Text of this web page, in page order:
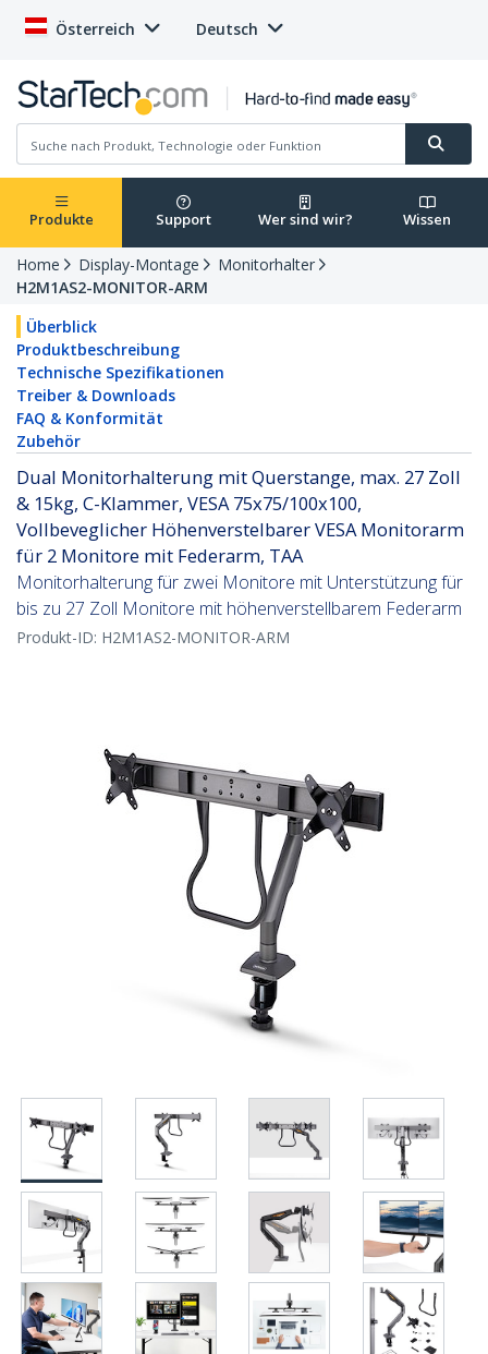
Österreich Deutsch
Produkte Support Wer sind wir? Wissen
Home Display-Montage
Monitorhalter
H2M1AS2-MONITOR-ARM
Überblick
Produktbeschreibung
Technische Spezifikationen
Treiber & Downloads
FAQ & Konformität
Zubehör
Dual Monitorhalterung mit Querstange, max. 27 Zoll
& 15kg, C-Klammer, VESA 75x75/100x100,
Vollbeveglicher Höhenverstelbarer VESA Monitorarm
für 2 Monitore mit Federarm, TAA
Monitorhalterung für zwei Monitore mit Unterstützung für
bis zu 27 Zoll Monitore mit höhenverstellbarem Federarm
Produkt-ID: H2M1AS2-MONITOR-ARM